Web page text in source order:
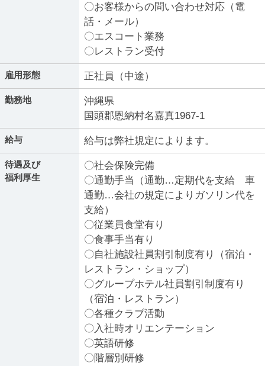
〇お客様からの問い合わせ対応（電
話・メール）
〇エスコート業務
〇レストラン受付
雇用形態 正社員（中途）
勤務地
沖縄県
国頭郡恩納村名嘉真1967-1
給与 給与は弊社規定によります。
待遇及び
福利厚生
〇社会保険完備
〇通勤手当（通勤…定期代を支給 車
通勤…会社の規定によりガソリン代を
支給）
〇従業員食堂有り
〇食事手当有り
〇自社施設社員割引制度有り（宿泊・
レストラン・ショップ）
〇グループホテル社員割引制度有り
（宿泊・レストラン）
〇各種クラブ活動
〇入社時オリエンテーション
〇英語研修
〇階層別研修